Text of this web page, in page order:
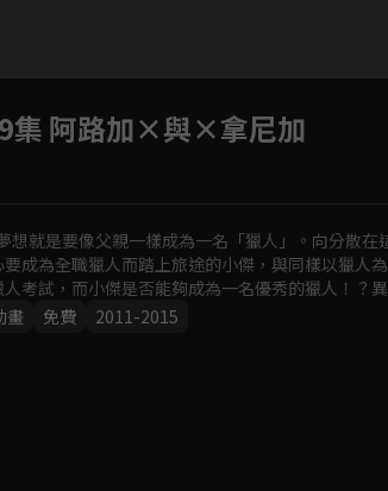
集 阿路加×與×拿尼加
想就是要像父親一樣成為一名「獵人」。向分散
成為全職獵人而踏上旅途的小傑，與同樣以獵人
考試，而小傑是否能夠成為一名優秀的獵人！？
畫 免費 2011-2015